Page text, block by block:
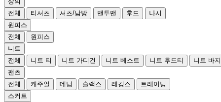
전체
티셔츠 셔츠/남방 맨투맨 후드
나시
원피스
전체
원피스
니트
전체
니트 티 니트 가디건 니트 베스트 니트 후드티
니트 바지
팬츠
전체
캐주얼 데님 슬랙스 레깅스
트레이닝
스커트